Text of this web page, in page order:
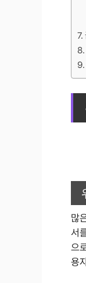
많
서
으
용